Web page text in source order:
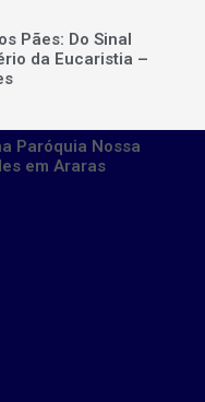
Pães: Do Sinal
da Eucaristia –
Paróquia Nossa
em Araras